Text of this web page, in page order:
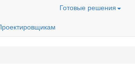
Готовые решения